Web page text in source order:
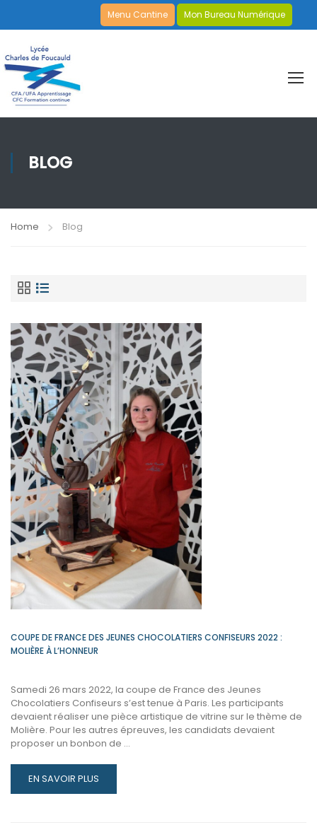
Menu Cantine Mon Bureau Numérique
BLOG
Home Blog
COUPE DE FRANCE DES JEUNES CHOCOLATIERS CONFISEURS 2022 :
MOLIÈRE À L’HONNEUR
Samedi 26 mars 2022, la coupe de France des Jeunes
Chocolatiers Confiseurs s’est tenue à Paris. Les participants
devaient réaliser une pièce artistique de vitrine sur le thème de
Molière. Pour les autres épreuves, les candidats devaient
proposer un bonbon de …
READ
MORE
EN SAVOIR PLUS